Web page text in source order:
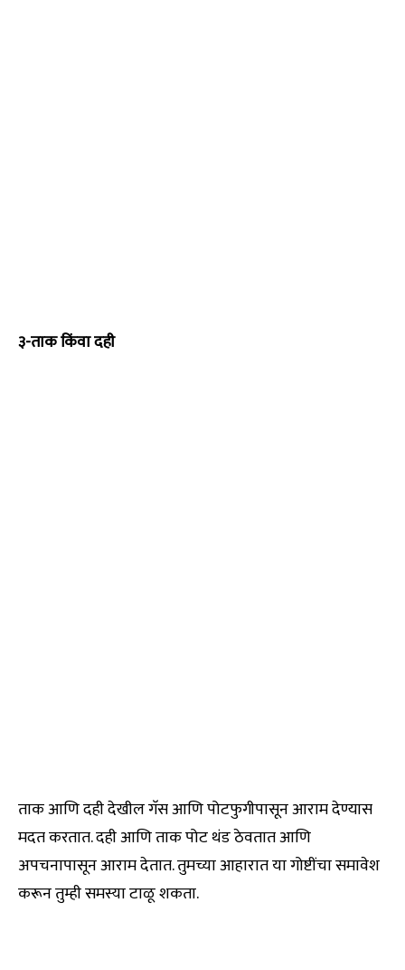
३-ताक किंवा दही
ताक आणि दही देखील गॅस आणि पोटफुगीपासून आराम देण्यास
मदत करतात. दही आणि ताक पोट थंड ठेवतात आणि
अपचनापासून आराम देतात. तुमच्या आहारात या गोष्टींचा समावेश
करून तुम्ही समस्या टाळू शकता.